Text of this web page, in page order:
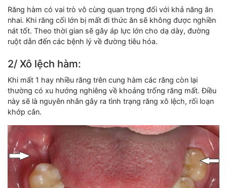
Răng hàm có vai trò vô cùng quan trọng đối với khả năng ăn
nhai. Khi răng cối lớn bị mất đi thức ăn sẽ không được nghiền
nát tốt. Theo thời gian sẽ gây áp lực lớn cho dạ dày, đường
ruột dẫn đến các bệnh lý về đường tiêu hóa.
2/ Xô lệch hàm:
Khi mất 1 hay nhiều răng trên cung hàm các răng còn lại
thường có xu hướng nghiêng về khoảng trống răng mất. Điều
này sẽ là nguyên nhân gây ra tình trạng răng xô lệch, rối loạn
khớp cắn.